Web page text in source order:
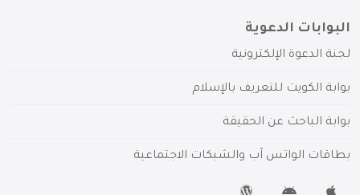
البوابات الدعوية
لجنة الدعوة الإلكترونية
بوابة الكويت للتعريف بالإسلام
بوابة الباحث عن الحقيقة
بطاقات الواتس آب والشبكات الاجتماعية